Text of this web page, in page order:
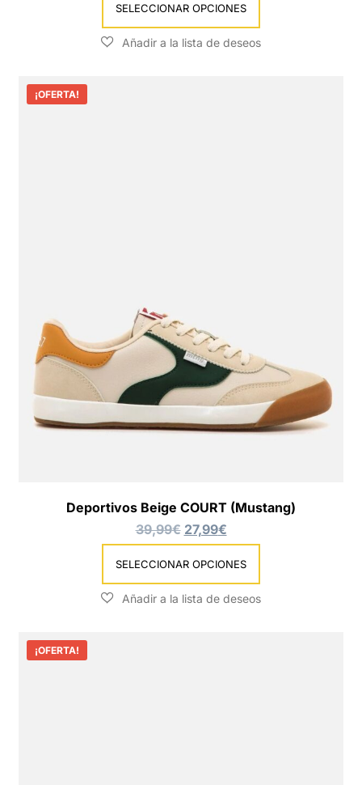
SELECCIONAR OPCIONES
¡OFERTA!
Deportivos Beige COURT (Mustang)
39,99€ 27,99€
SELECCIONAR OPCIONES
¡OFERTA!